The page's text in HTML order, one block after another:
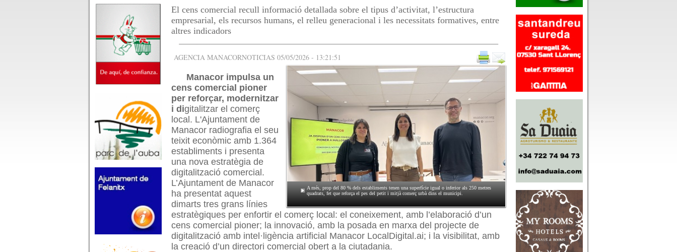
El cens comercial recull informació detallada sobre el tipus d’activitat, l’estructura
empresarial, els recursos humans, el relleu generacional i les necessitats formatives, entre
altres indicadors
AGENCIA MANACORNOTICIAS 05/05/2026 - 13:21:51
A més, prop del 80 % dels establiments tenen una superfície igual o inferior als 250 metres
quadrats, fet que reforça el pes del petit i mitjà comerç urbà dins el municipi.
Manacor impulsa un
cens comercial pioner
per reforçar, modernitzar
i digitalitzar el comerç
local. L'Ajuntament de
Manacor radiografia el seu
teixit econòmic amb 1.364
establiments i presenta
una nova estratègia de
digitalització comercial.
L’Ajuntament de Manacor
ha presentat aquest
dimarts tres grans línies
estratègiques per enfortir el comerç local: el coneixement, amb l’elaboració d’un
cens comercial pioner; la innovació, amb la posada en marxa del projecte de
digitalització amb intel·ligència artificial Manacor LocalDigital.ai; i la visibilitat, amb
la creació d’un directori comercial obert a la ciutadania.